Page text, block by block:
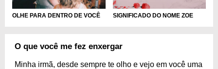
OLHE PARA DENTRO DE VOCÊ SIGNIFICADO DO NOME ZOE
O que você me fez enxergar
Minha irmã, desde sempre te olho e vejo em você uma